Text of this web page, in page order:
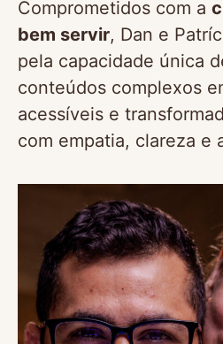
Comprometidos com a
bem servir, Dan e
pela capacidade única
conteúdos complexos
acessíveis e
com empatia, clareza e